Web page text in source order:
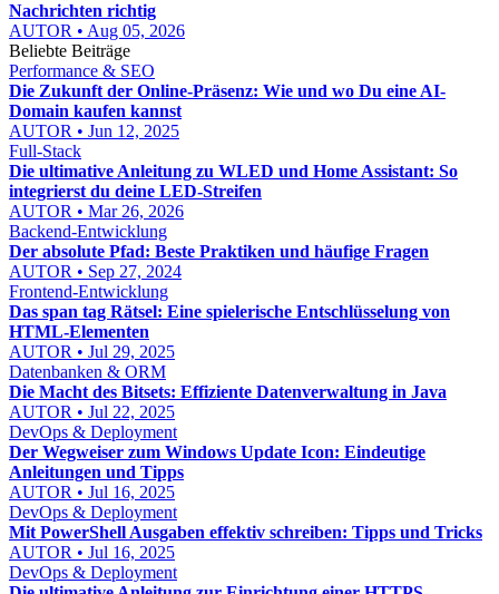
Nachrichten richtig
AUTOR • Aug 05, 2026
Beliebte Beiträge
Performance & SEO
Die Zukunft der Online-Präsenz: Wie und wo Du eine AI-
Domain kaufen kannst
AUTOR • Jun 12, 2025
Full-Stack
Die ultimative Anleitung zu WLED und Home Assistant: So
integrierst du deine LED-Streifen
AUTOR • Mar 26, 2026
Backend-Entwicklung
Der absolute Pfad: Beste Praktiken und häufige Fragen
AUTOR • Sep 27, 2024
Frontend-Entwicklung
Das span tag Rätsel: Eine spielerische Entschlüsselung von
HTML-Elementen
AUTOR • Jul 29, 2025
Datenbanken & ORM
Die Macht des Bitsets: Effiziente Datenverwaltung in Java
AUTOR • Jul 22, 2025
DevOps & Deployment
Der Wegweiser zum Windows Update Icon: Eindeutige
Anleitungen und Tipps
AUTOR • Jul 16, 2025
DevOps & Deployment
Mit PowerShell Ausgaben effektiv schreiben: Tipps und Tricks
AUTOR • Jul 16, 2025
DevOps & Deployment